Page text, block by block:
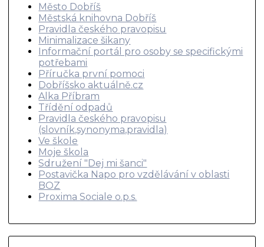
Město Dobříš
Městská knihovna Dobříš
Pravidla českého pravopisu
Minimalizace šikany
Informační portál pro osoby se specifickými
potřebami
Příručka první pomoci
Dobříšsko aktuálně.cz
Alka Příbram
Třídění odpadů
Pravidla českého pravopisu
(slovník,synonyma,pravidla)
Ve škole
Moje škola
Sdružení "Dej mi šanci"
Postavička Napo pro vzdělávání v oblasti
BOZ
Proxima Sociale o.p.s.